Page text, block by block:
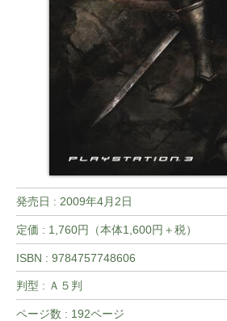
発売日 : 2009年4月2日
定価 : 1,760円（本体1,600円＋税）
ISBN : 9784757748606
判型 : Ａ５判
ページ数 : 192ページ